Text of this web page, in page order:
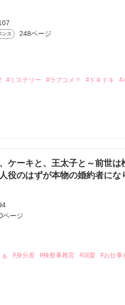
作品を読む
ンス 248ページ
#ミステリー #ラブコメ？ #ドキドキ #
ケーキと、王太子と～前世は
役のはずが本物の婚約者にな
ページ
ぁ #身分差 #検察事務官 #溺愛 #お仕事